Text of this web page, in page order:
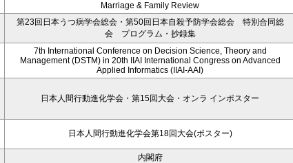
Marriage & Family Review
第23回日本うつ病学会総会・第50回日本自殺予防学会総会 特別合同総
会 プログラム・抄録集
7th International Conference on Decision Science, Theory and
Management (DSTM) in 20th IIAI International Congress on Advanced
Applied Informatics (IIAI-AAI)
日本人間行動進化学会・第15回大会・オンラ インポスター
日本人間行動進化学会第18回大会(ポスター)
内閣府